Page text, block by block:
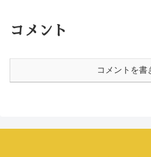
コメント
コメントを書